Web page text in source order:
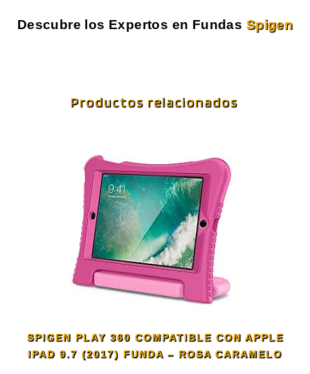
Descubre los Expertos en Fundas Spigen
Productos relacionados
SPIGEN PLAY 360 COMPATIBLE CON APPLE
IPAD 9.7 (2017) FUNDA – ROSA CARAMELO